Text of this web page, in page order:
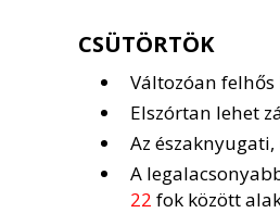
CSÜTÖRTÖK
Változóan felhős
Elszórtan lehet
Az
A
22 fok között